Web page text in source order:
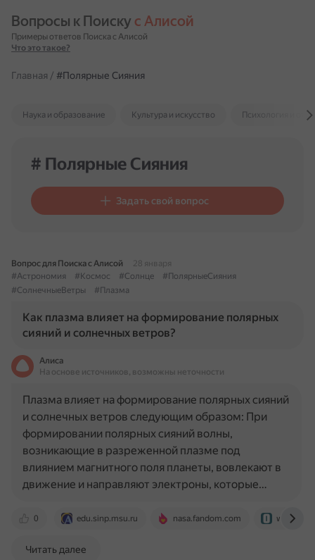
Вопросы к Поиску с Алисой
Примеры ответов Поиска с Алисой
Что это такое?
Главная / #Полярные Сияния
Наука и образование Культура и искусство Психология и
# Полярные Сияния
Задать свой вопрос
Вопрос для Поиска с Алисой
28 января
#Астрономия
#Космос #Солнце
#ПолярныеСияния
#СолнечныеВетры
#Плазма
Как плазма влияет на формирование полярных
сияний и солнечных ветров?
Алиса
На основе источников, возможны неточности
0 edu.sinp.msu.ru nasa.fandom.com
Плазма влияет на формирование полярных сияний
и солнечных ветров следующим образом: При
формировании полярных сияний волны,
возникающие в разреженной плазме под
влиянием магнитного поля планеты, вовлекают в
движение и направляют электроны, которые…
Читать далее